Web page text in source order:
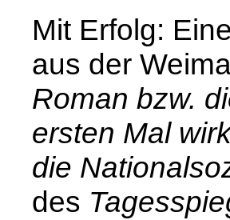
Mit Erfolg:
aus der
Roman bzw.
ersten Mal
die
des